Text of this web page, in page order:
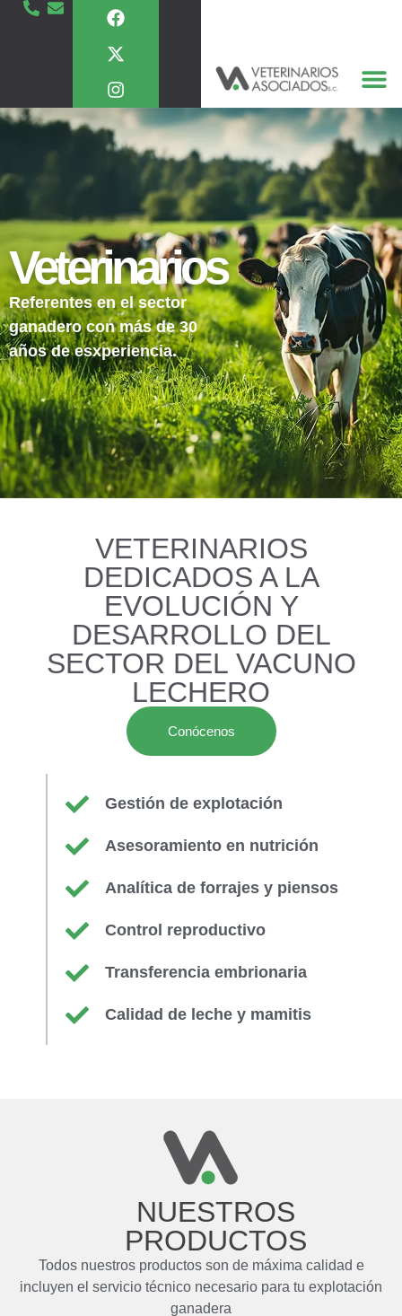
Veterinarios
Referentes en el sector
ganadero con más de 30
años de esxperiencia.
VETERINARIOS
DEDICADOS A LA
EVOLUCIÓN Y
DESARROLLO DEL
SECTOR DEL VACUNO
LECHERO
Conócenos
Gestión de explotación
Asesoramiento en nutrición
Analítica de forrajes y piensos
Control reproductivo
Transferencia embrionaria
Calidad de leche y mamitis
NUESTROS
PRODUCTOS
Todos nuestros productos son de máxima calidad e
incluyen el servicio técnico necesario para tu explotación
ganadera